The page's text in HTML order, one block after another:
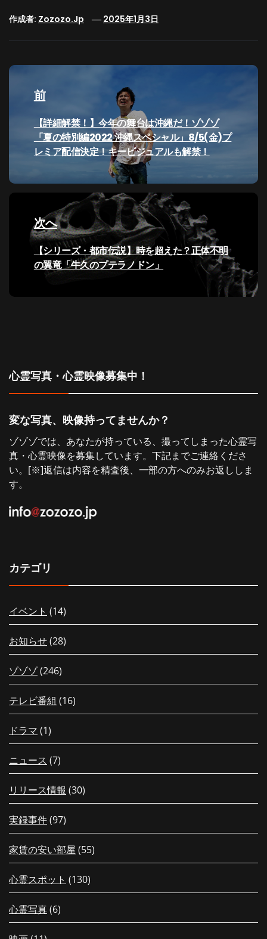
作成者: Zozozo.jp 2025年1月3日
投
ナ
ゲ
前
過
去
の
稿:
【詳細解禁！】今年の舞台は沖縄だ！ゾゾゾ
「夏の特別編2022 沖縄スペシャル」8/5(金)プ
レミア配信決定！キービジュアルも解禁！
次へ
次
の
【シリーズ・都市伝説】時を超えた？正体不明
の翼竜「牛久のプテラノドン」
心霊写真・心霊映像募集中！
変な写真、映像持ってませんか？
ゾゾゾでは、あなたが持っている、撮ってしまった心霊写
真・心霊映像を募集しています。下記までご連絡くださ
い。[※]返信は内容を精査後、一部の方へのみお返ししま
す。
カテゴリ
イベント (14)
お知らせ(28)
ゾゾゾ(246)
テレビ番組 (16)
ドラマ (1)
ニュース (7)
リリース情報 (30)
実録事件(97)
家賃の安い部屋 (55)
心霊スポット (130)
心霊写真(6)